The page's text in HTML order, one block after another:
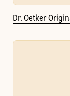
Dr. Oetker